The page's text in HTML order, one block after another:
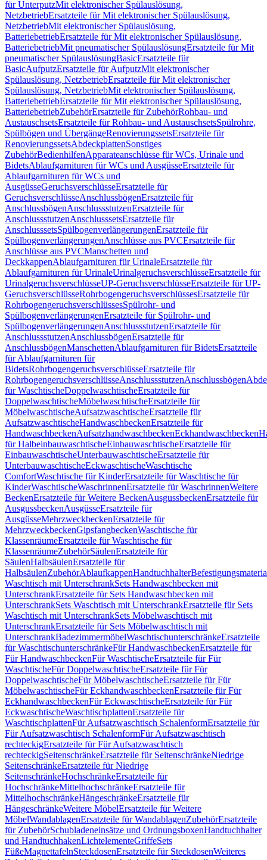
für UnterputzMit elektronischer Spülauslösung,
NetzbetriebErsatzteile für Mit elektronischer Spülauslösung,
NetzbetriebMit elektronischer Spülauslösung,
BatteriebetriebErsatzteile für Mit elektronischer Spülauslösung,
BatteriebetriebMit pneumatischer SpülauslösungErsatzteile für Mit
pneumatischer SpülauslösungBasicErsatzteile für
BasicAufputzErsatzteile für AufputzMit elektronischer
Spülauslösung, NetzbetriebErsatzteile für Mit elektronischer
Spülauslösung, NetzbetriebMit elektronischer Spülauslösung,
BatteriebetriebErsatzteile für Mit elektronischer Spülauslösung,
BatteriebetriebZubehörErsatzteile für ZubehörRohbau- und
AustauschsetsErsatzteile für Rohbau- und AustauschsetsSpülrohre,
Spülbögen und ÜbergängeRenovierungssetsErsatzteile für
RenovierungssetsAbdeckplattenSonstiges
ZubehörBedienhilfenApparateanschlüsse für WCs, Urinale und
BidetsAblaufgarnituren für WCs und AusgüsseErsatzteile für
Ablaufgarnituren für WCs und
AusgüsseGeruchsverschlüsseErsatzteile für
GeruchsverschlüsseAnschlussbögenErsatzteile für
AnschlussbögenAnschlussstutzenErsatzteile für
AnschlussstutzenAnschlusssetsErsatzteile für
AnschlusssetsSpülbogenverlängerungenErsatzteile für
SpülbogenverlängerungenAnschlüsse aus PVCErsatzteile für
Anschlüsse aus PVCManschetten und
DeckkappenAblaufgarnituren für UrinaleErsatzteile für
Ablaufgarnituren für UrinaleUrinalgeruchsverschlüsseErsatzteile für
UrinalgeruchsverschlüsseUP-GeruchsverschlüsseErsatzteile für UP-
GeruchsverschlüsseRohrbogengeruchsverschlüssesErsatzteile für
RohrbogengeruchsverschlüssesSpülrohr- und
SpülbogenverlängerungenErsatzteile für Spülrohr- und
SpülbogenverlängerungenAnschlussstutzenErsatzteile für
AnschlussstutzenAnschlussbögenErsatzteile für
AnschlussbögenManschettenAblaufgarnituren für BidetsErsatzteile
für Ablaufgarnituren für
BidetsRohrbogengeruchsverschlüsseErsatzteile für
RohrbogengeruchsverschlüsseAnschlussstutzenAnschlussbögen
für WaschtischeDoppelwaschtischeErsatzteile für
DoppelwaschtischeMöbelwaschtischeErsatzteile für
MöbelwaschtischeAufsatzwaschtischeErsatzteile für
AufsatzwaschtischeHandwaschbeckenErsatzteile für
HandwaschbeckenAufsatzhandwaschbeckenEckhandwaschbecken
für HalbeinbauwaschtischeEinbauwaschtischeErsatzteile für
EinbauwaschtischeUnterbauwaschtischeErsatzteile für
UnterbauwaschtischeEckwaschtischeWaschtische
ComfortWaschtische für KinderErsatzteile für Waschtische für
KinderWaschtischeWaschrinnenErsatzteile für WaschrinnenWeitere
BeckenErsatzteile für Weitere BeckenAusgussbeckenErsatzteile für
AusgussbeckenAusgüsseErsatzteile für
AusgüsseMehrzweckbeckenErsatzteile für
MehrzweckbeckenGipsfangbeckenWaschtische für
KlassenräumeErsatzteile für Waschtische für
KlassenräumeZubehörSäulenErsatzteile für
SäulenHalbsäulenErsatzteile für
HalbsäulenZubehörAblaufkappenHandtuchhalter
Waschtisch mit UnterschrankSets Handwaschbecken mit
UnterschrankErsatzteile für Sets Handwaschbecken mit
UnterschrankSets Waschtisch mit UnterschrankErsatzteile für Sets
Waschtisch mit UnterschrankSets Möbelwaschtisch mit
UnterschrankErsatzteile für Sets Möbelwaschtisch mit
UnterschrankBadezimmermöbelWaschtischunterschränkeErsatzteile
für WaschtischunterschränkeFür HandwaschbeckenErsatzteile für
Für HandwaschbeckenFür WaschtischeErsatzteile für Für
WaschtischeFür DoppelwaschtischeErsatzteile für Für
DoppelwaschtischeFür MöbelwaschtischeErsatzteile für Für
MöbelwaschtischeFür EckhandwaschbeckenErsatzteile für Für
EckhandwaschbeckenFür EckwaschtischeErsatzteile für Für
EckwaschtischeWaschtischplattenErsatzteile für
WaschtischplattenFür Aufsatzwaschtisch SchalenformErsatzteile für
Für Aufsatzwaschtisch SchalenformFür Aufsatzwaschtisch
rechteckigErsatzteile für Für Aufsatzwaschtisch
rechteckigSeitenschränkeErsatzteile für SeitenschränkeNiedrige
SeitenschränkeErsatzteile für Niedrige
SeitenschränkeHochschränkeErsatzteile für
HochschränkeMittelhochschränkeErsatzteile für
MittelhochschränkeHängeschränkeErsatzteile für
HängeschränkeWeitere MöbelErsatzteile für Weitere
MöbelWandablagenErsatzteile für WandablagenZubehörErsatzteile
für ZubehörSchubladeneinsätze und OrdnungsboxenHandtuchhalter
und HandtuchhakenLichtelementeGriffeSets
FüßeMagnettafelnSteckdosenErsatzteile für SteckdosenWeiteres